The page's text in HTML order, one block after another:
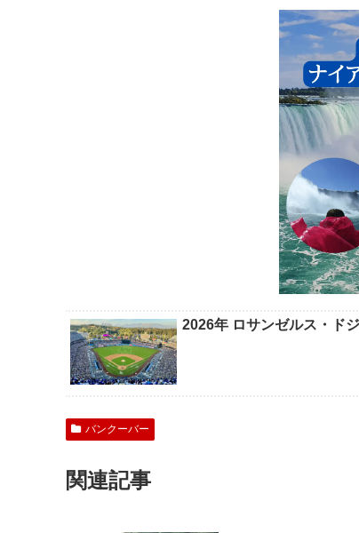
2026年 ロサンゼルス・ド
バンクーバー
関連記事